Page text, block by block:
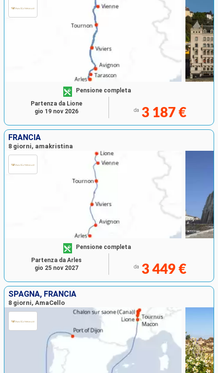
Pensione completa
da 3 187 €
Partenza da Lione
gio 19 nov 2026
FRANCIA
8 giorni, amakristina
Pensione completa
da 3 449 €
Partenza da Arles
gio 25 nov 2027
SPAGNA, FRANCIA
8 giorni, AmaCello